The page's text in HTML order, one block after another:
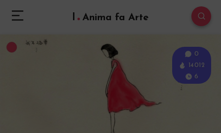
l Anima fa Arte
0
14012
6